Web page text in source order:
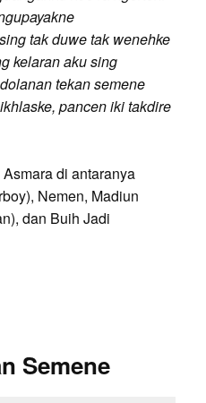
tak duwe tak wenehke
kelaran aku sing
tekan semene
pancen iki takdire
di antaranya
Nemen, Madiun
dan Buih Jadi
Semene